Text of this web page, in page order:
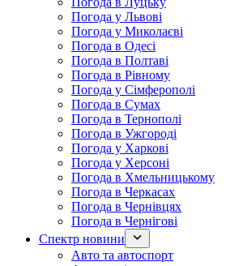
Погода у Львові
Погода у Миколаєві
Погода в Одесі
Погода в Полтаві
Погода в Рівному
Погода у Сімферополі
Погода в Сумах
Погода в Тернополі
Погода в Ужгороді
Погода у Харкові
Погода у Херсоні
Погода в Хмельницькому
Погода в Черкасах
Погода в Чернівцях
Погода в Чернігові
Спектр новини
Авто та автоспорт